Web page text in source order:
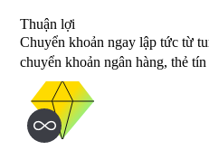
Thuận lợi
Chuyển khoản ngay lập tức từ
chuyển khoản ngân hàng, thẻ